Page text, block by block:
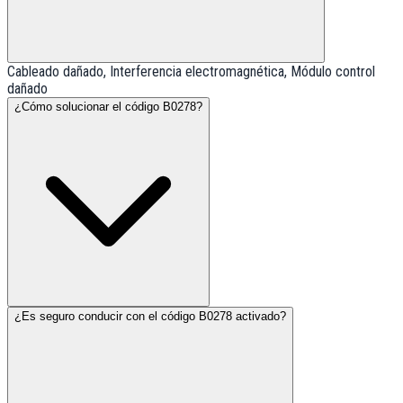
Cableado dañado, Interferencia electromagnética, Módulo control
dañado
¿Cómo solucionar el código B0278?
¿Es seguro conducir con el código B0278 activado?